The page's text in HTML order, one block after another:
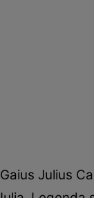
Gaius Julius